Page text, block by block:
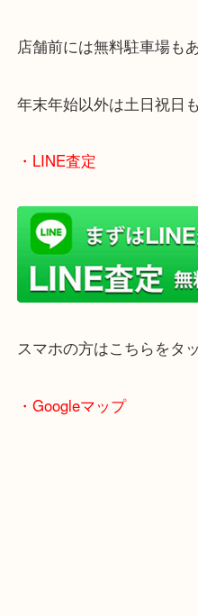
のでご来店しやすいか
女性の鑑定士もいます
店舗前には無料駐車場
年末年始以外は土日祝